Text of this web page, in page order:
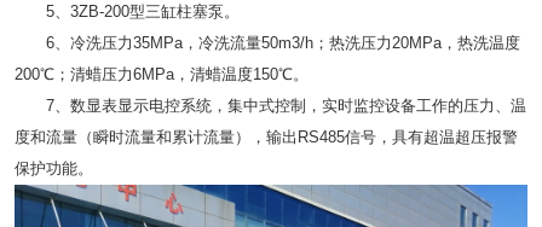
5、3ZB-200型三缸柱塞泵。
6、冷洗压力35MPa，冷洗流量50m3/h；热洗压力20MPa，热洗温度
200℃；清蜡压力6MPa，清蜡温度150℃。
7、数显表显示电控系统，集中式控制，实时监控设备工作的压力、温
度和流量（瞬时流量和累计流量），输出RS485信号，具有超温超压报警
保护功能。